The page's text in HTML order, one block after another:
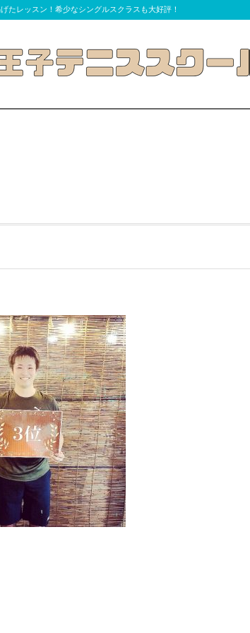
たレッスン！希少なシングルスクラスも大好評！